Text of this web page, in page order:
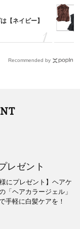
【ネイビー】
Recommended by
レゼント
様にプレゼント】ヘアケ
「ヘアカラージェル」
手軽に白髪ケアを！